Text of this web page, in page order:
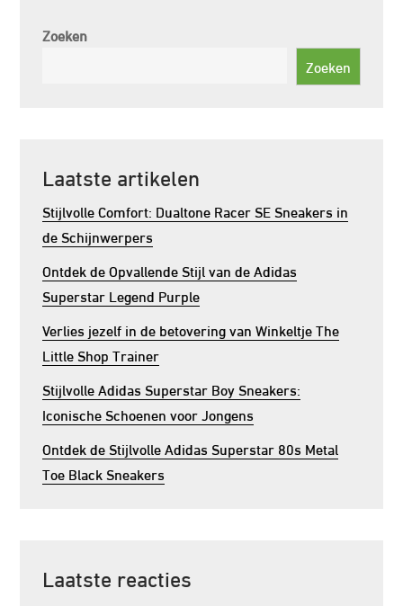
Zoeken
Zoeken
Laatste artikelen
Stijlvolle Comfort: Dualtone Racer SE Sneakers in
de Schijnwerpers
Ontdek de Opvallende Stijl van de Adidas
Superstar Legend Purple
Verlies jezelf in de betovering van Winkeltje The
Little Shop Trainer
Stijlvolle Adidas Superstar Boy Sneakers:
Iconische Schoenen voor Jongens
Ontdek de Stijlvolle Adidas Superstar 80s Metal
Toe Black Sneakers
Laatste reacties